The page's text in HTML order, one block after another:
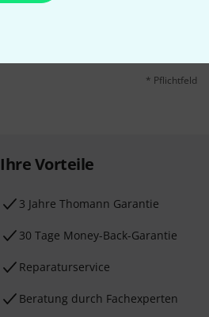
Mit Klick auf
* Pflichtfeld
Ihre Vorteile
3 Jahre Thomann Garantie
30 Tage Money-Back-Garantie
Reparaturservice
Beratung durch Fachexperten